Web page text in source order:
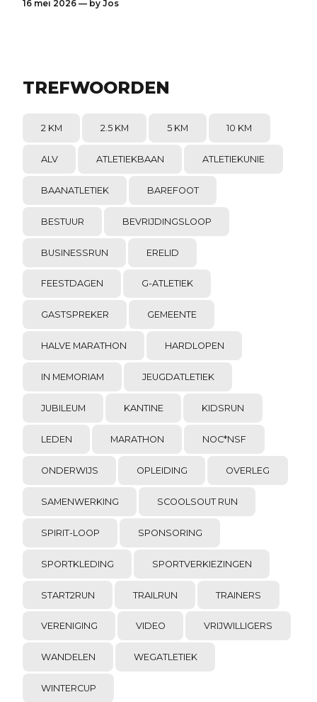
16 mei 2026 — by Jos
TREFWOORDEN
2 KM 2.5 KM 5 KM 10 KM
ALV ATLETIEKBAAN ATLETIEKUNIE
BAANATLETIEK BAREFOOT
BESTUUR BEVRIJDINGSLOOP
BUSINESSRUN ERELID
FEESTDAGEN G-ATLETIEK
GASTSPREKER GEMEENTE
HALVE MARATHON HARDLOPEN
IN MEMORIAM JEUGDATLETIEK
JUBILEUM KANTINE KIDSRUN
LEDEN MARATHON NOC*NSF
ONDERWIJS OPLEIDING OVERLEG
SAMENWERKING SCOOLSOUT RUN
SPIRIT-LOOP SPONSORING
SPORTKLEDING SPORTVERKIEZINGEN
START2RUN TRAILRUN TRAINERS
VERENIGING VIDEO VRIJWILLIGERS
WANDELEN WEGATLETIEK
WINTERCUP